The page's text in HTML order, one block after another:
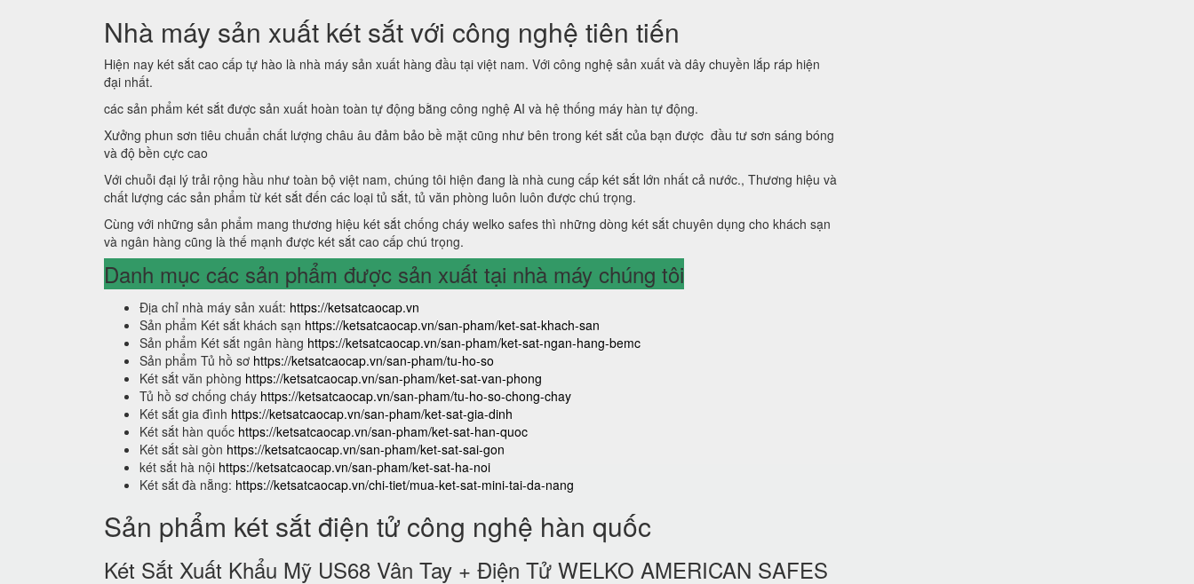
Nhà máy sản xuất két sắt với công nghệ tiên tiến
Hiện nay két sắt cao cấp tự hào là nhà máy sản xuất hàng đầu tại việt nam. Với công nghệ sản xuất và dây chuyền lắp ráp hiện
đại nhất.
các sản phẩm két sắt được sản xuất hoàn toàn tự động bằng công nghệ AI và hệ thống máy hàn tự động.
Xưởng phun sơn tiêu chuẩn chất lượng châu âu đảm bảo bề mặt cũng như bên trong két sắt của bạn được đầu tư sơn sáng bóng
và độ bền cực cao
Với chuỗi đại lý trải rộng hầu như toàn bộ việt nam, chúng tôi hiện đang là nhà cung cấp két sắt lớn nhất cả nước., Thương hiệu và
chất lượng các sản phẩm từ két sắt đến các loại tủ sắt, tủ văn phòng luôn luôn được chú trọng.
Cùng với những sản phẩm mang thương hiệu két sắt chống cháy welko safes thì những dòng két sắt chuyên dụng cho khách sạn
và ngân hàng cũng là thế mạnh được két sắt cao cấp chú trọng.
Danh mục các sản phẩm được sản xuất tại nhà máy chúng tôi
Địa chỉ nhà máy sản xuất: https://ketsatcaocap.vn
Sản phẩm Két sắt khách sạn https://ketsatcaocap.vn/san-pham/ket-sat-khach-san
Sản phẩm Két sắt ngân hàng https://ketsatcaocap.vn/san-pham/ket-sat-ngan-hang-bemc
Sản phẩm Tủ hồ sơ https://ketsatcaocap.vn/san-pham/tu-ho-so
Két sắt văn phòng https://ketsatcaocap.vn/san-pham/ket-sat-van-phong
Tủ hồ sơ chống cháy https://ketsatcaocap.vn/san-pham/tu-ho-so-chong-chay
Két sắt gia đình https://ketsatcaocap.vn/san-pham/ket-sat-gia-dinh
Két sắt hàn quốc https://ketsatcaocap.vn/san-pham/ket-sat-han-quoc
Két sắt sài gòn https://ketsatcaocap.vn/san-pham/ket-sat-sai-gon
két sắt hà nội https://ketsatcaocap.vn/san-pham/ket-sat-ha-noi
Két sắt đà nẵng: https://ketsatcaocap.vn/chi-tiet/mua-ket-sat-mini-tai-da-nang
Sản phẩm két sắt điện tử công nghệ hàn quốc
Két Sắt Xuất Khẩu Mỹ US68 Vân Tay + Điện Tử WELKO AMERICAN SAFES